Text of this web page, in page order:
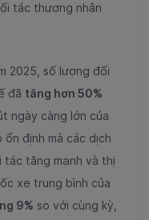
tác thương nhân
2025, số lượng đối
đã tăng hơn 50%
ngày càng lớn của
định mà các dịch
tác tăng mạnh và thị
xe trung bình của
9% so với cùng kỳ,